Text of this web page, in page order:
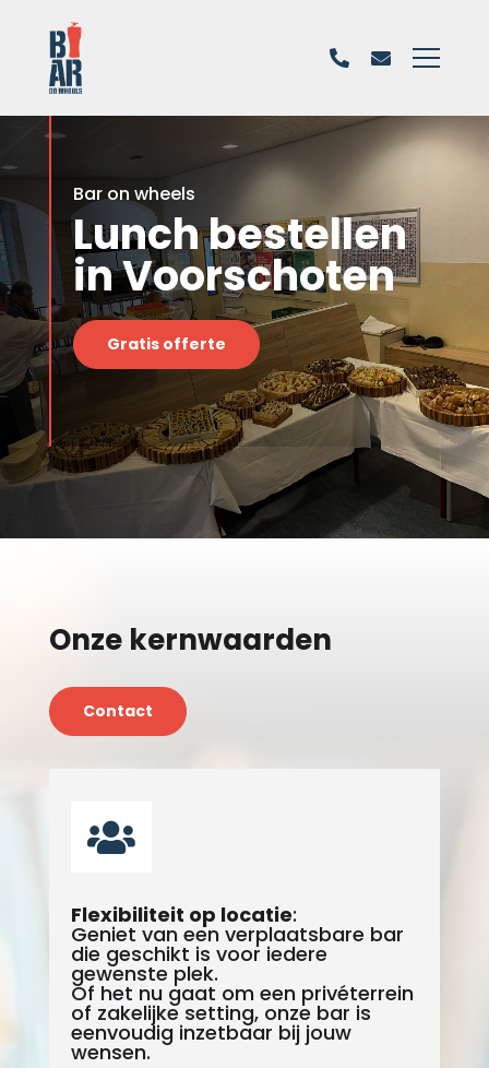
Bar on wheels
Lunch bestellen
in Voorschoten
Gratis offerte
Onze kernwaarden
Contact

Flexibiliteit op locatie:
Geniet van een verplaatsbare bar
die geschikt is voor iedere
gewenste plek.
Of het nu gaat om een privéterrein
of zakelijke setting, onze bar is
eenvoudig inzetbaar bij jouw
wensen.